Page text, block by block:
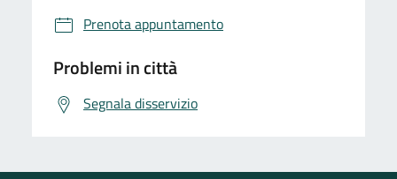
Prenota appuntamento
Problemi in città
Segnala disservizio